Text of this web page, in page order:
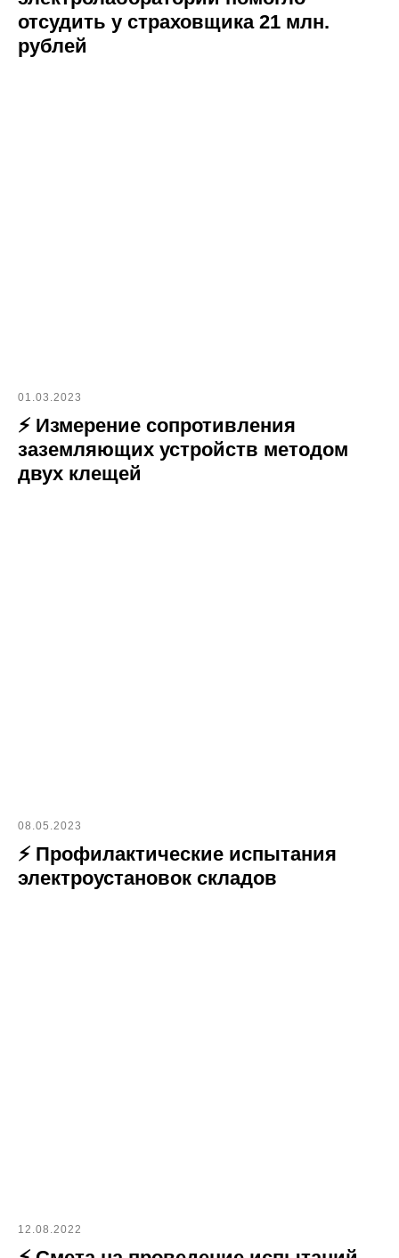
отсудить у страховщика 21 млн.
рублей
01.03.2023
⚡ Измерение сопротивления
заземляющих устройств методом
двух клещей
08.05.2023
⚡ Профилактические испытания
электроустановок складов
12.08.2022